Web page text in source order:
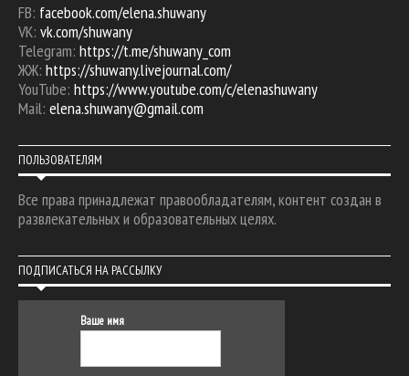
FB: facebook.com/elena.shuwany
VK: vk.com/shuwany
Telegram: https://t.me/shuwany_com
ЖЖ: https://shuwany.livejournal.com/
YouTube: https://www.youtube.com/c/elenashuwany
Mail: elena.shuwany@gmail.com
ПОЛЬЗОВАТЕЛЯМ
Все права принадлежат правообладателям, контент создан в
развлекательных и образовательных целях.
ПОДПИСАТЬСЯ НА РАССЫЛКУ
Ваше имя